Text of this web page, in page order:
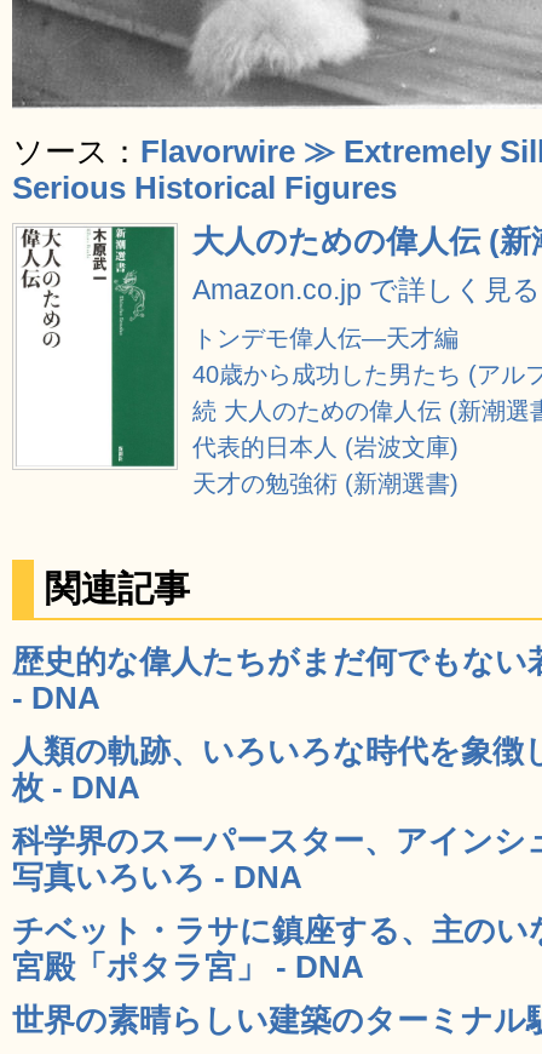
ソース： Flavorwire ≫ Extremely
Serious Historical Figures
大人のための偉人伝 (新
Amazon.co.jp で詳しく見る
トンデモ偉人伝―天才編
40歳から成功した男たち (アル
続 大人のための偉人伝 (新潮選
代表的日本人 (岩波文庫)
天才の勉強術 (新潮選書)
関連記事
歴史的な偉人たちがまだ何でもない
- DNA
人類の軌跡、いろいろな時代を象徴
枚 - DNA
科学界のスーパースター、アイン
写真いろいろ - DNA
チベット・ラサに鎮座する、主の
宮殿「ポタラ宮」 - DNA
世界の素晴らしい建築のターミナル